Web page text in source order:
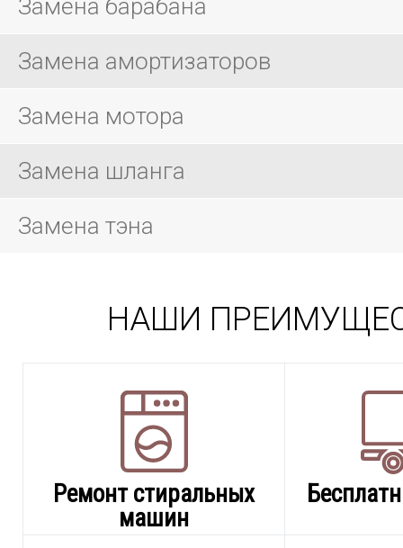
Замена барабана
Замена амортизаторов
Замена мотора
Замена шланга
Замена тэна
НАШИ
Ремонт стиральных
машин